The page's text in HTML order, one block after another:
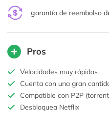
garantía de reembolso
Pros
Velocidades muy rápidas
Cuenta con una gran
Compatible con P2P
Desbloquea Netflix